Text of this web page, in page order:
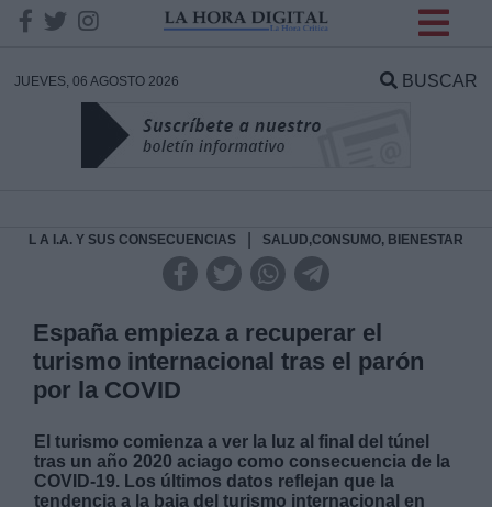
JUEVES, 06 AGOSTO 2026 BUSCAR
L A I.A. Y SUS CONSECUENCIAS SALUD,CONSUMO, BIENESTAR
España empieza a recuperar el
turismo internacional tras el parón
por la COVID
El turismo comienza a ver la luz al final del túnel
tras un año 2020 aciago como consecuencia de la
COVID-19. Los últimos datos reflejan que la
tendencia a la baja del turismo internacional en
DATOS
Responsable:
Legitimación:
Destinatarios: